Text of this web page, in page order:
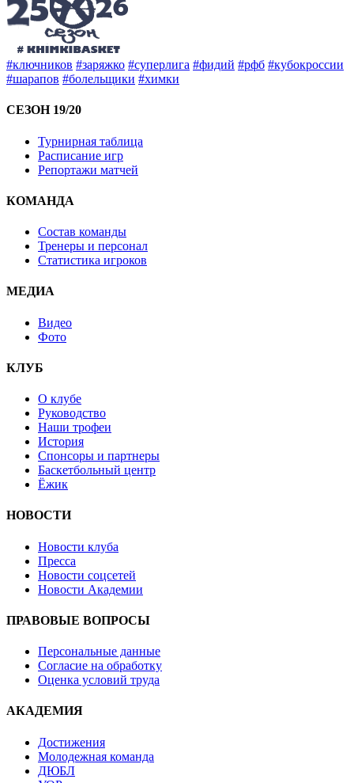
#ключников #заряжко #суперлига #фидий #рфб #кубокроссии
#шарапов #болельщики #химки
СЕЗОН 19/20
Турнирная таблица
Расписание игр
Репортажи матчей
КОМАНДА
Состав команды
Тренеры и персонал
Статистика игроков
МЕДИА
Видео
Фото
КЛУБ
О клубе
Руководство
Наши трофеи
История
Спонсоры и партнеры
Баскетбольный центр
Ёжик
НОВОСТИ
Новости клуба
Пресса
Новости соцсетей
Новости Академии
ПРАВОВЫЕ ВОПРОСЫ
Персональные данные
Согласие на обработку
Оценка условий труда
АКАДЕМИЯ
Достижения
Молодежная команда
ДЮБЛ